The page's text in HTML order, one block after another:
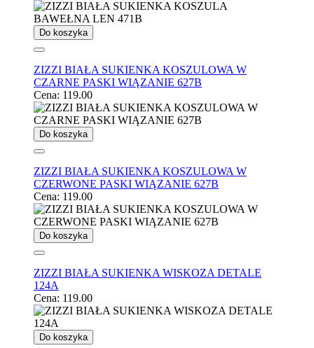
Do koszyka
ZIZZI BIAŁA SUKIENKA KOSZULOWA W
CZARNE PASKI WIĄZANIE 627B
Cena: 119.00
Do koszyka
ZIZZI BIAŁA SUKIENKA KOSZULOWA W
CZERWONE PASKI WIĄZANIE 627B
Cena: 119.00
Do koszyka
ZIZZI BIAŁA SUKIENKA WISKOZA DETALE
124A
Cena: 119.00
Do koszyka